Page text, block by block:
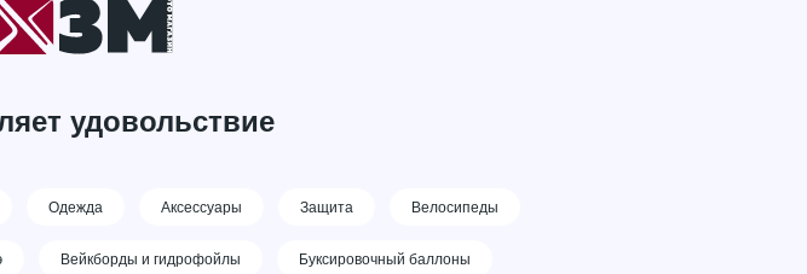
удовольствие
Одежда Аксессуары Защита Велосипеды
Вейкборды и гидрофойлы Буксировочный баллоны